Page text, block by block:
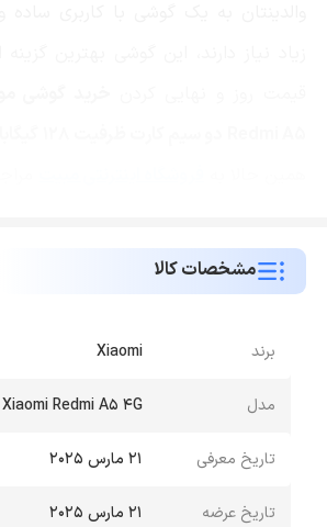
مشخصات کالا
برند Xiaomi
مدل Xiaomi Redmi A5 4G
تاریخ معرفی 21 مارس 2025
تاریخ عرضه 21 مارس 2025